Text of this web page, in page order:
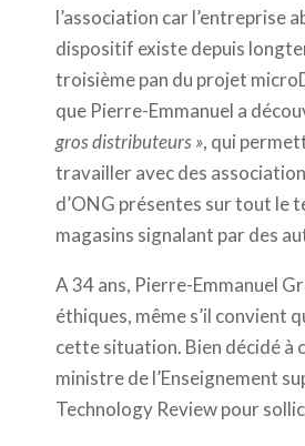
l’association car l’entreprise
dispositif existe depuis
troisième pan du projet
que Pierre-Emmanuel a
gros distributeurs », qui
travailler avec des
d’ONG présentes sur tout le
magasins signalant par des
A 34 ans, Pierre-Emmanuel
éthiques, même s’il convient
cette situation. Bien décidé à
ministre de l’Enseignement
Technology Review pour